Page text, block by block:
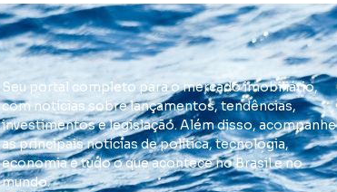
Seu portal completo para o mercado imobiliário,
com notícias sobre lançamentos, tendências,
investimentos e legislação. Além disso, acompanhe
as principais notícias de política, tecnologia,
economia e tudo o que acontece no Brasil e no
mundo.